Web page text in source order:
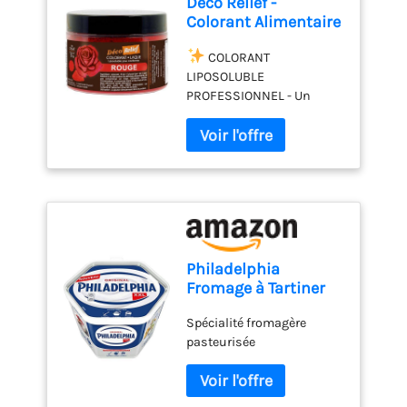
longtemps. L'emballage
est conçu de manière à ce
que la distribution puisse
être contrôlée très
précisément, que le
dosage soit facile et que le
bouchon reste propre. Le
colorant alimentaire est
pourquoi ne pas faire un
gâteau coloré pour une
fois ? FunCakes est
ingrédients et les produits
pour la décoration de
gâteaux. Nous aimons la
pâtisserie autant que vous
et sommes toujours à la
recherche de produits de
pâtisserie professionnels
Colorant Alimentaire
Colorant Liposoluble
en Poudre -
Ingrédient Cuisine &
Pâtisserie - Pour
Crèmes au Beurre,
Chocolat, Pâtes
d’Amande, Ganaches
COLORANT
LIPOSOLUBLE
PROFESSIONNEL - Un
colorant alimentaire «
laqu頻 liposoluble pour
colorer vos préparations
d’un joli rouge intense.
crèmes au beurre,
chocolats, pâtes
d’amande, ganaches et
autres préparations
INTENSE - Ce colorant en
poudre se mélange
facilement aux matières
grasses et huiles, ce qui
Philadelphia
Fromage à Tartiner
Spécialité fromagère
pasteurisée